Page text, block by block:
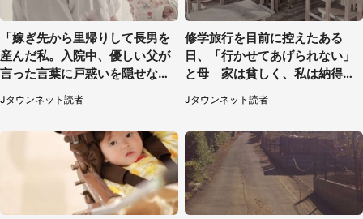
「嫁ぎ先から里帰りして長男を
産んだ私。入院中、優しい父が
言った言葉に戸惑いを隠せな
い」（兵庫県・50代女性）
Jタウンネット読者
修学旅行を目前に控えたある
日、「行かせてあげられない」
と母 家は貧しく、私は納得し
たけれど...（北海道・70代以上
女性）
Jタウンネット読者